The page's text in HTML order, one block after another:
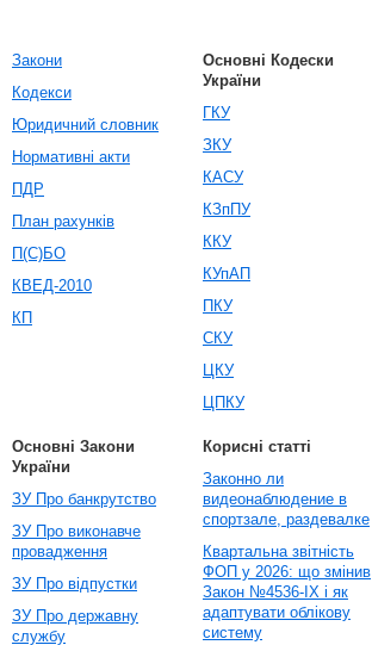
Закони
Кодекси
Юридичний словник
Нормативні акти
ПДР
План рахунків
П(С)БО
КВЕД-2010
КП
Основні Кодески
України
ГКУ
ЗКУ
КАСУ
КЗпПУ
ККУ
КУпАП
ПКУ
СКУ
ЦКУ
ЦПКУ
Основні Закони
України
ЗУ Про банкрутство
ЗУ Про виконавче
провадження
ЗУ Про відпустки
ЗУ Про державну
службу
Корисні статті
Законно ли
видеонаблюдение в
спортзале, раздевалке
Квартальна звітність
ФОП у 2026: що змінив
Закон №4536-IX і як
адаптувати облікову
систему